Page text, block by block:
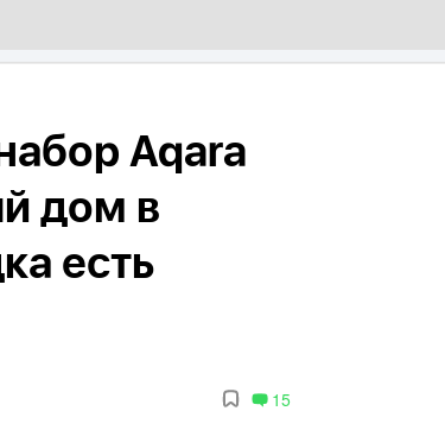
Aqara
дом в
есть
15